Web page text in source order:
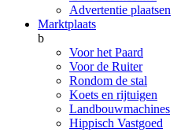
Advertentie plaatsen
Marktplaats
b
Voor het Paard
Voor de Ruiter
Rondom de stal
Koets en rijtuigen
Landbouwmachines
Hippisch Vastgoed